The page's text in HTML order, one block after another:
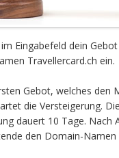
Eingabefeld dein
Travellercard.ch ein.
Gebot, welches den
die Versteigerung. Die
dauert 10 Tage. Nach
den Domain-Namen